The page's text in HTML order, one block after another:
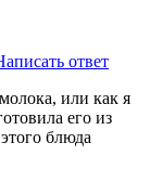
ответ
или как я
его из
блюда